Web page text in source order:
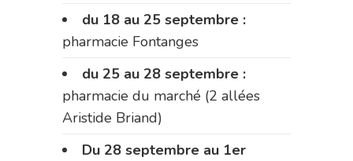
du 18 au 25 septembre :
pharmacie Fontanges
du 25 au 28 septembre :
pharmacie du marché (2 allées
Aristide Briand)
Du 28 septembre au 1er